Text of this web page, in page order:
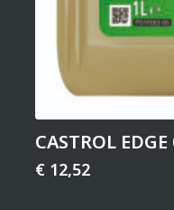
CASTROL
€ 12,52